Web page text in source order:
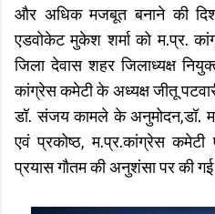
और अधिक मजबूत बनाने की
एडवोकेट मुकेश शर्मा को म.प्र.
जिला देवास शहर जिलाध्यक्ष
कांग्रेस कमेटी के अध्यक्ष जीतू
डॉ. संजय कामले के अनुमोदन,डॉ.
एवं प्रकोष्ठ, म.प्र.कांग्रेस
प्रयास गौतम की अनुशंसा पर की